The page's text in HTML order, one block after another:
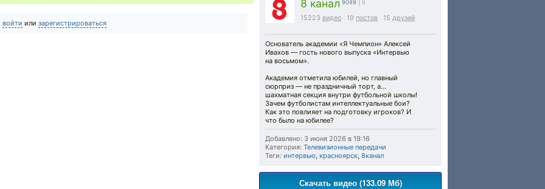
8 канал 9099 | 0
15223 видео 19 постов 15 друзей
Основатель академии «Я Чемпион» Алексей
Ивахов — гость нового выпуска «Интервью
на восьмом».
Академия отметила юбилей, но главный
сюрприз — не праздничный торт, а…
шахматная секция внутри футбольной школы!
Зачем футболистам интеллектуальные бои?
Как это повлияет на подготовку игроков? И
что было на юбилее?
Добавлено: 3 июня 2026 в 19:16
Категория: Телевизионные передачи
Теги: интервью, красноярск, 8канал
Скачать видео (133.09 Мб)
войти или зарегистрироваться